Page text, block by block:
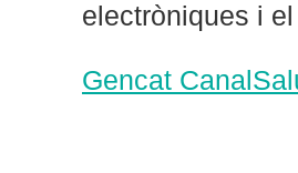
electròniques i
Gencat